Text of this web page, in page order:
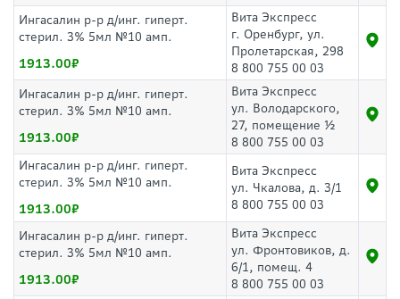
Ингасалин р-р д/инг. гиперт.
стерил. 3% 5мл №10 амп.
1913.00
Вита Экспресс
г. Оренбург, ул.
Пролетарская, 298
8 800 755 00 03
Ингасалин р-р д/инг. гиперт.
стерил. 3% 5мл №10 амп.
1913.00
Вита Экспресс
ул. Володарского,
27, помещение ½
8 800 755 00 03
Ингасалин р-р д/инг. гиперт.
стерил. 3% 5мл №10 амп.
1913.00
Вита Экспресс
ул. Чкалова, д. 3/1
8 800 755 00 03
Ингасалин р-р д/инг. гиперт.
стерил. 3% 5мл №10 амп.
1913.00
Вита Экспресс
ул. Фронтовиков, д.
6/1, помещ. 4
8 800 755 00 03